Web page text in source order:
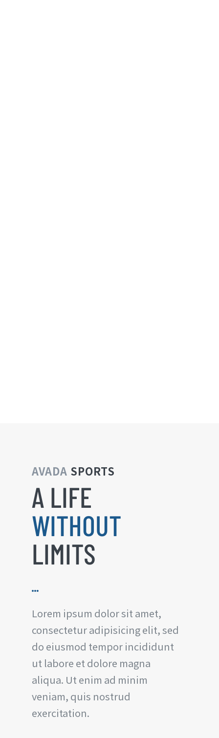
AVADA SPORTS
A LIFE
WITHOUT
LIMITS
Lorem ipsum dolor sit amet,
consectetur adipisicing elit, sed
do eiusmod tempor incididunt
ut labore et dolore magna
aliqua. Ut enim ad minim
veniam, quis nostrud
exercitation.